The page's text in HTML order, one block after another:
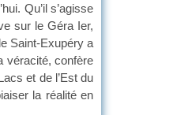
Qu’il s’agisse
sur le Géra Ier,
Saint-Exupéry a
véracité, confère
et de l’Est du
la réalité en